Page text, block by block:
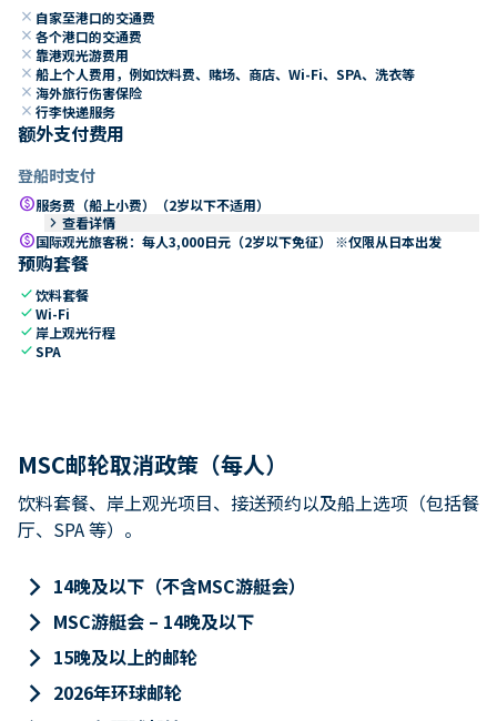
close 自家至港口的交通费
close 各个港口的交通费
close 靠港观光游费用
close 船上个人费用，例如饮料费、赌场、商店、Wi-Fi、SPA、洗衣等
close 海外旅行伤害保险
close 行李快递服务
额外支付费用
登船时支付
paid服务费（船上小费）（2岁以下不适用）
keyboard_arrow_right 查看详情
paid国际观光旅客税：每人3,000日元（2岁以下免征） ※仅限从日本出发
预购套餐
check饮料套餐
checkWi-Fi
check 岸上观光行程
checkSPA
MSC邮轮取消政策（每人）
饮料套餐、岸上观光项目、接送预约以及船上选项（包括餐
厅、SPA 等）。
keyboard_arrow_right 14晚及以下（不含MSC游艇会）
keyboard_arrow_right MSC游艇会 – 14晚及以下
keyboard_arrow_right 15晚及以上的邮轮
keyboard_arrow_right 2026年环球邮轮